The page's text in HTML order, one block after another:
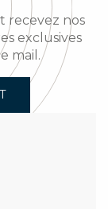
recevez nos
exclusives
mail.